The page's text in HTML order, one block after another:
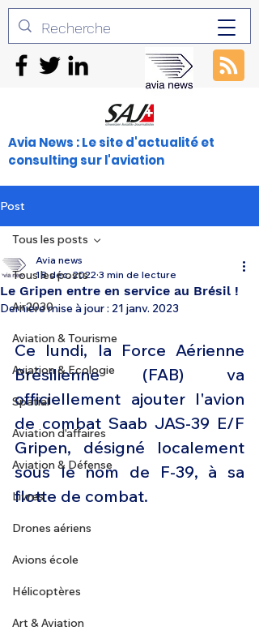
Avia News : Le site d'actualité et
consulting sur l'aviation
Post
Tous les posts
Air2030
Aviation & Tourisme
Aviation & Ecologie
Spatial
Aviation d'affaires
Aviation & Défense
Livres
Drones aériens
Avions école
Hélicoptères
Art & Aviation
Tous les posts
Le Gripen entre en service au Brésil !
Avia news
18 déc. 2022 3 min de lecture
Dernière mise à jour : 21 janv. 2023
Ce lundi, la Force Aérienne
Brésilienne (FAB) va
officiellement ajouter l'avion
de combat Saab JAS-39 E/F
Gripen, désigné localement
sous le nom de F-39, à sa
flotte de combat.